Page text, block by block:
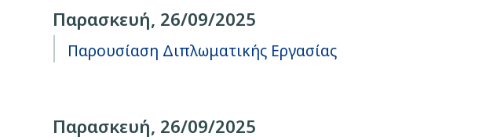
Παρασκευή, 26/09/2025
Παρουσίαση Διπλωματικής Εργασίας
Παρασκευή, 26/09/2025